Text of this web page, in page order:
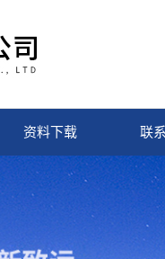
资料下载 联